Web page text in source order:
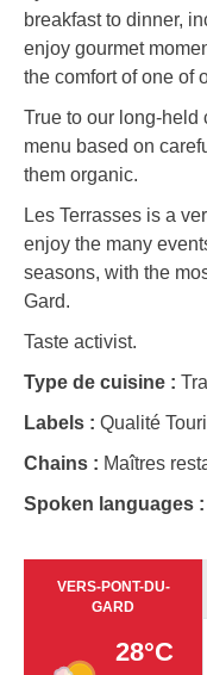
breakfast to dinner,
enjoy gourmet
the comfort of one of
True to our long-held
menu based on
them organic.
Les Terrasses is a
enjoy the many
seasons, with the
Gard.
Taste activist.
Type de cuisine :
Labels : Qualité
Chains : Maîtres
Spoken languages :